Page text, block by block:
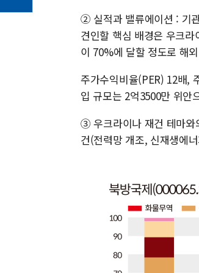
② 실적과 밸류에이션 : 기
견인할 핵심 배경은 우크
이 70%에 달할 정도로 해
주가수익비율(PER) 12배,
입 규모는 2억3500만 위안
③ 우크라이나 재건 테마와
건(전력망 개조, 신재생에